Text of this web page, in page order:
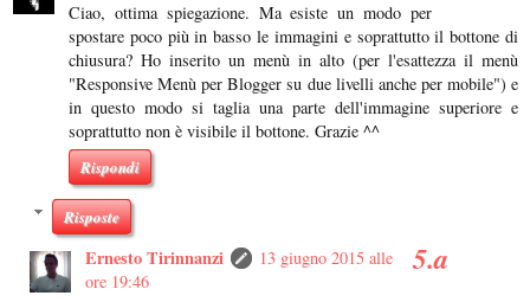
Ciao, ottima spiegazione. Ma esiste un modo per
spostare poco più in basso le immagini e soprattutto il bottone di
chiusura? Ho inserito un menù in alto (per l'esattezza il menù
"Responsive Menù per Blogger su due livelli anche per mobile") e
in questo modo si taglia una parte dell'immagine superiore e
soprattutto non è visibile il bottone. Grazie ^^
Rispondi
Risposte
Ernesto Tirinnanzi
13 giugno 2015 alle
ore 19:46